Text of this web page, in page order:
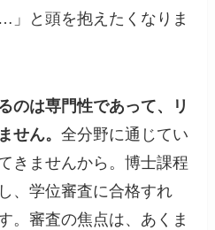
」と頭を抱えたくなりま
のは専門性であって、リ
せん。全分野に通じてい
きませんから。博士課程
、学位審査に合格すれ
。審査の焦点は、あくま